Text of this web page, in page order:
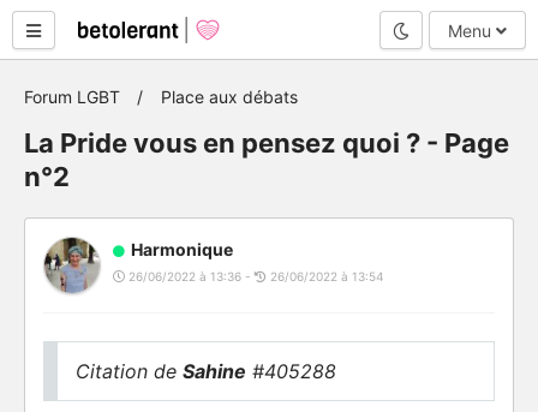
Mode nuit
Menu
Forum LGBT Place aux débats
La Pride vous en pensez quoi ? - Page
n°2
Harmonique
26/06/2022 à 13:36 - 26/06/2022 à 13:54
Citation de Sahine #405288